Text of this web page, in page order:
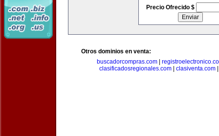
Precio Ofrecido $
Otros dominios en venta:
buscadorcompras.com
clasificadosregionales.com| clasiventa.com